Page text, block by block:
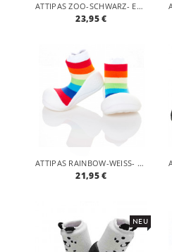
ATTIPAS ZOO-SCHWARZ- ERGONOMISCHE BABY LAUFLERNSCHUHE, ATMUNGSAKTIVE KINDER HAUSSCHUHE ABS SOCKEN BABYSCHUHE ANTIRUTSCH
23,95 €
ATTIPAS RAINBOW-WEISS- ERGONOMISCHE BABY LAUFLERNSCHUHE, ATMUNGSAKTIVE KINDER HAUSSCHUHE ABS SOCKEN BABYSCHUHE ANTIRUTSCH
21,95 €
NEU